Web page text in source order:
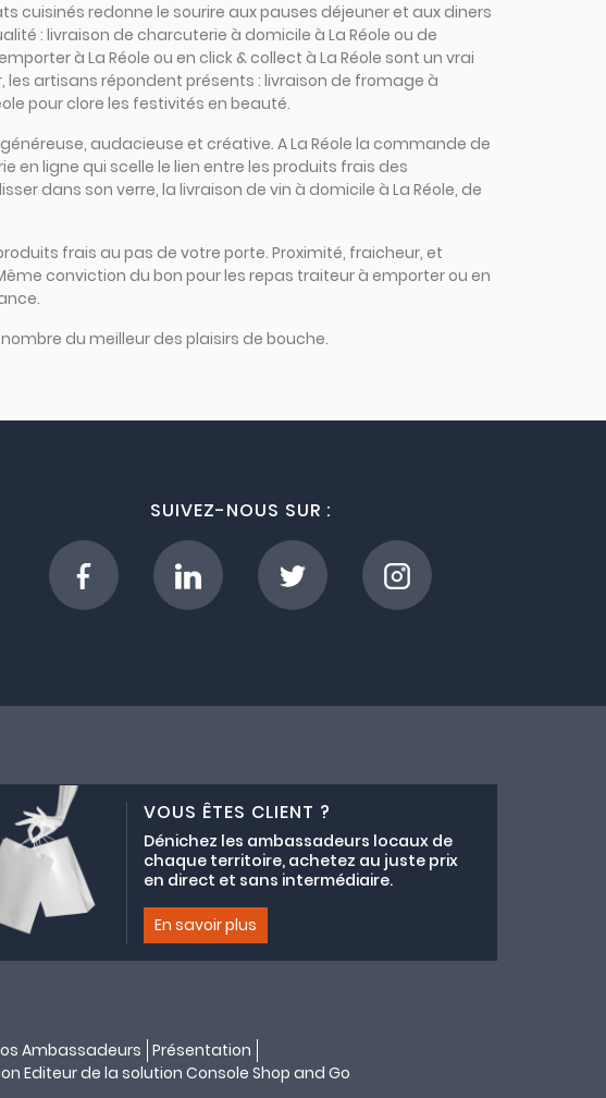
cuisinés redonne le sourire aux pauses déjeuner et aux diners
: livraison de charcuterie à domicile à La Réole ou de
à La Réole ou en click & collect à La Réole sont un vrai
artisans répondent présents : livraison de fromage à
pour clore les festivités en beauté.
audacieuse et créative. A La Réole la commande de
en ligne qui scelle le lien entre les produits frais des
dans son verre, la livraison de vin à domicile à La Réole, de
frais au pas de votre porte. Proximité, fraicheur, et
conviction du bon pour les repas traiteur à emporter ou en
du meilleur des plaisirs de bouche.
SUIVEZ-NOUS SUR :
VOUS ÊTES CLIENT ?
Dénichez les ambassadeurs locaux de
chaque territoire, achetez au juste prix
en direct et sans intermédiaire.
En savoir plus
Ambassadeurs Présentation
Editeur de la solution Console Shop and Go